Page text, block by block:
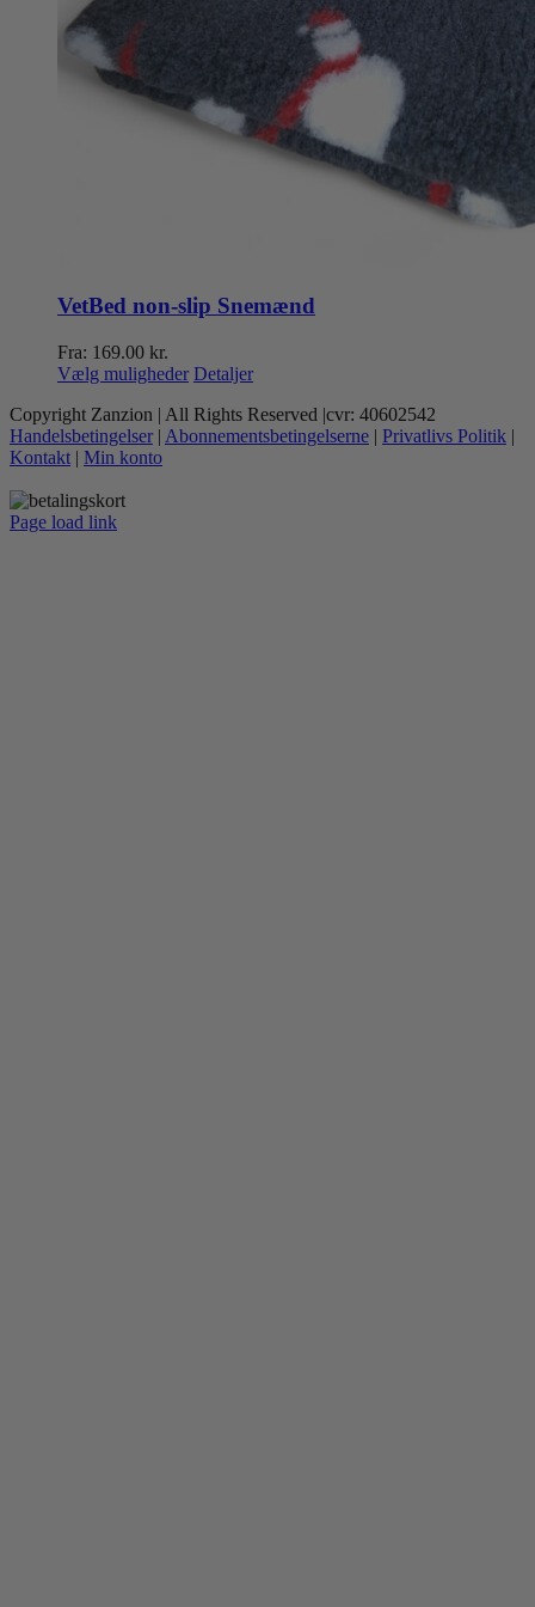
VetBed non-slip Snemænd
Fra: 169.00 kr.
Vælg muligheder Dette
har
flere
Detaljer
Copyright Zanzion | All Rights Reserved |cvr: 40602542
Handelsbetingelser | Abonnementsbetingelserne | Privatlivs Politik |
Kontakt | Min konto
Page load link